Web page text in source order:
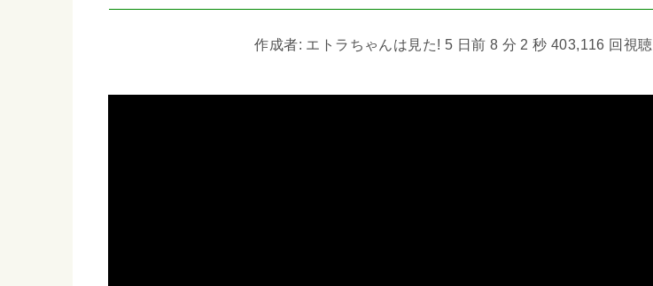
作成者: エトラちゃんは見た! 5 日前 8 分 2 秒 403,116 回視聴